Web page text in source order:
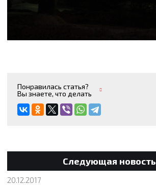
Понравилась статья?
Вы знаете, что делать
Следующая новость
20.12.2017